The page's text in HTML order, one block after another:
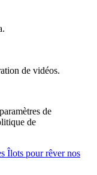
de vidéos.
de
de
Îlots pour rêver nos